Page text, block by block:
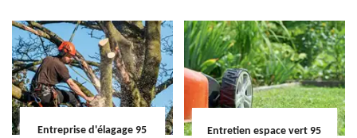
Entreprise d'élagage 95 Entretien espace vert 95